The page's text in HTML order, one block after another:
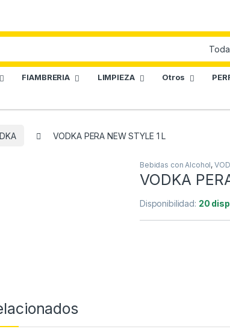
FIAMBRERIA LIMPIEZA Otros
VODKA PERA NEW STYLE 1 L
Bebidas con Alcohol,
VODKA
Disponibilidad: 20